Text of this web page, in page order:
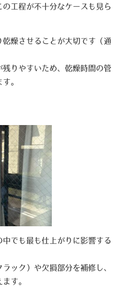
工程が不十分なケースも見ら
乾燥させることが大切です（通
りやすいため、乾燥時間の管
。
でも最も仕上がりに影響する
ック）や欠損部分を補修し、
す。